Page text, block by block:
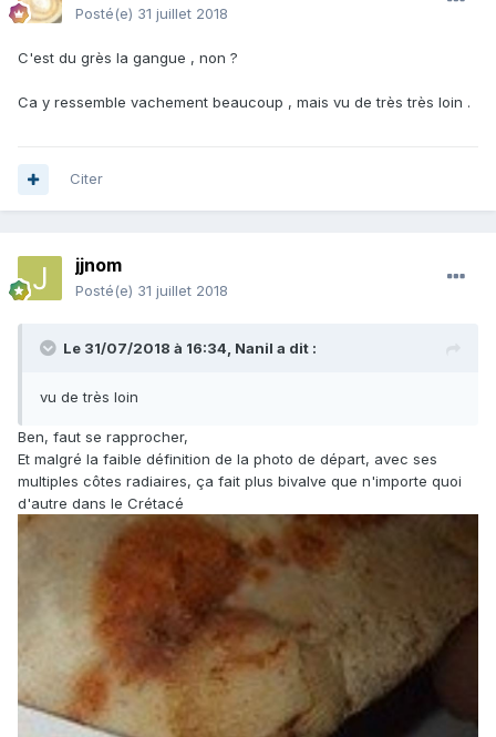
Posté(e) 31 juillet 2018
C'est du grès la gangue , non ?
Ca y ressemble vachement beaucoup , mais vu de très très loin .
Citer
jjnom
Posté(e) 31 juillet 2018
Le 31/07/2018 à 16:34, Nanil a dit :
vu de très loin
Ben, faut se rapprocher,
Et malgré la faible définition de la photo de départ, avec ses
multiples côtes radiaires, ça fait plus bivalve que n'importe quoi
d'autre dans le Crétacé